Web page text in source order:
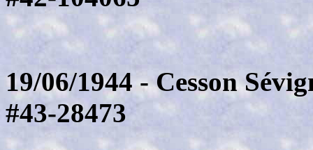
19/06/1944 - Cesson
#43-28473